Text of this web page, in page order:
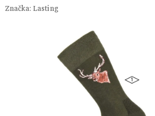
Značka: Lasting